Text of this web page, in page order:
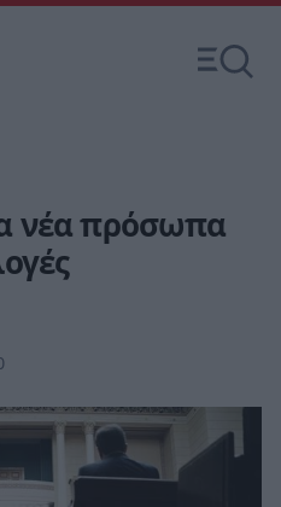
νέα πρόσωπα